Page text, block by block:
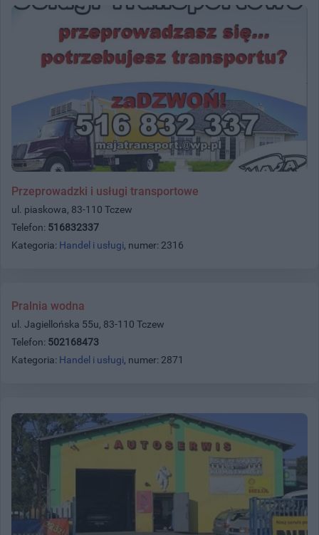
Przeprowadzki i usługi transportowe
ul. piaskowa, 83-110 Tczew
Telefon: 516832337
Kategoria: Handel i usługi, numer: 2316
Pralnia wodna
ul. Jagiellońska 55u, 83-110 Tczew
Telefon: 502168473
Kategoria: Handel i usługi, numer: 2871